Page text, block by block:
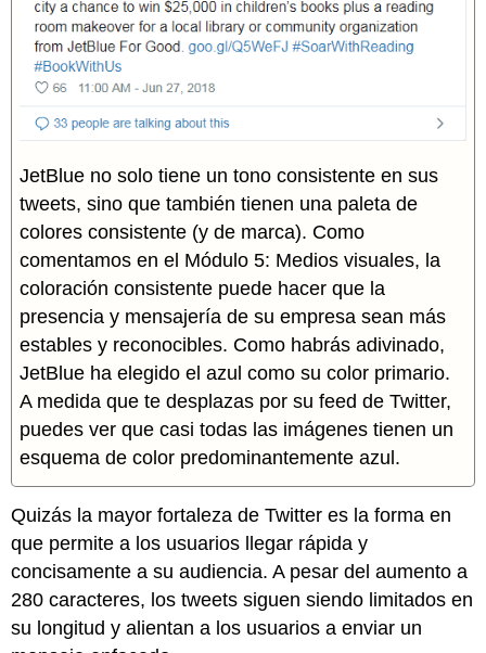
JetBlue no solo tiene un tono consistente en sus
tweets, sino que también tienen una paleta de
colores consistente (y de marca). Como
comentamos en el Módulo 5: Medios visuales, la
coloración consistente puede hacer que la
presencia y mensajería de su empresa sean más
estables y reconocibles. Como habrás adivinado,
JetBlue ha elegido el azul como su color primario.
A medida que te desplazas por su feed de Twitter,
puedes ver que casi todas las imágenes tienen un
esquema de color predominantemente azul.
Quizás la mayor fortaleza de Twitter es la forma en
que permite a los usuarios llegar rápida y
concisamente a su audiencia. A pesar del aumento a
280 caracteres, los tweets siguen siendo limitados en
su longitud y alientan a los usuarios a enviar un